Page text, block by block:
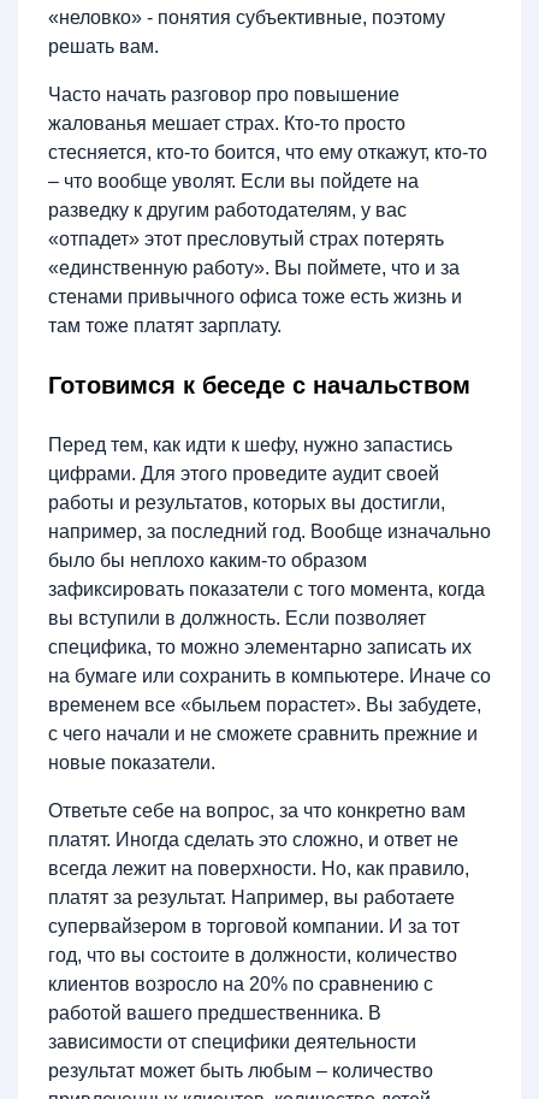
«неловко» - понятия субъективные, поэтому
решать вам.
Часто начать разговор про повышение
жалованья мешает страх. Кто-то просто
стесняется, кто-то боится, что ему откажут, кто-то
– что вообще уволят. Если вы пойдете на
разведку к другим работодателям, у вас
«отпадет» этот пресловутый страх потерять
«единственную работу». Вы поймете, что и за
стенами привычного офиса тоже есть жизнь и
там тоже платят зарплату.
Готовимся к беседе с начальством
Перед тем, как идти к шефу, нужно запастись
цифрами. Для этого проведите аудит своей
работы и результатов, которых вы достигли,
например, за последний год. Вообще изначально
было бы неплохо каким-то образом
зафиксировать показатели с того момента, когда
вы вступили в должность. Если позволяет
специфика, то можно элементарно записать их
на бумаге или сохранить в компьютере. Иначе со
временем все «быльем порастет». Вы забудете,
с чего начали и не сможете сравнить прежние и
новые показатели.
Ответьте себе на вопрос, за что конкретно вам
платят. Иногда сделать это сложно, и ответ не
всегда лежит на поверхности. Но, как правило,
платят за результат. Например, вы работаете
супервайзером в торговой компании. И за тот
год, что вы состоите в должности, количество
клиентов возросло на 20% по сравнению с
работой вашего предшественника. В
зависимости от специфики деятельности
результат может быть любым – количество